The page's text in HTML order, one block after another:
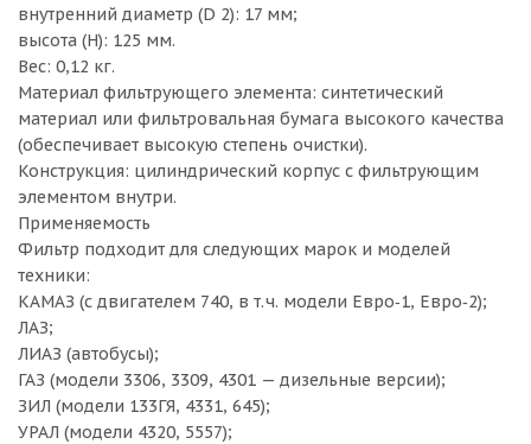
внутренний диаметр (D 2): 17 мм;
высота (H): 125 мм.
Вес: 0,12 кг.
Материал фильтрующего элемента: синтетический
материал или фильтровальная бумага высокого качества
(обеспечивает высокую степень очистки).
Конструкция: цилиндрический корпус с фильтрующим
элементом внутри.
Применяемость
Фильтр подходит для следующих марок и моделей
техники:
КАМАЗ (с двигателем 740, в т. ч. модели Евро‑1, Евро‑2);
ЛАЗ;
ЛИАЗ (автобусы);
ГАЗ (модели 3306, 3309, 4301 — дизельные версии);
ЗИЛ (модели 133ГЯ, 4331, 645);
УРАЛ (модели 4320, 5557);